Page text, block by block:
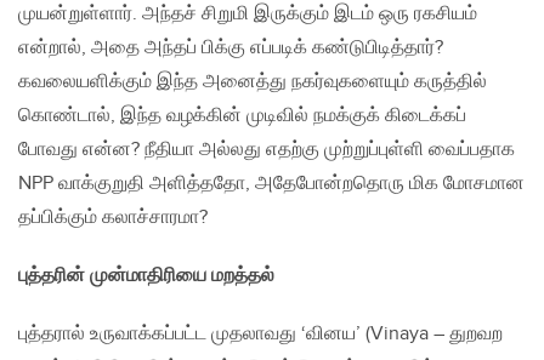
முயன்றுள்ளார். அந்தச் சிறுமி இருக்கும் இடம் ஒரு ரகசியம்
என்றால், அதை அந்தப் பிக்கு எப்படிக் கண்டுபிடித்தார்?
கவலையளிக்கும் இந்த அனைத்து நகர்வுகளையும் கருத்தில்
கொண்டால், இந்த வழக்கின் முடிவில் நமக்குக் கிடைக்கப்
போவது என்ன? நீதியா அல்லது எதற்கு முற்றுப்புள்ளி வைப்பதாக
NPP வாக்குறுதி அளித்ததோ, அதேபோன்றதொரு மிக மோசமான
தப்பிக்கும் கலாச்சாரமா?
புத்தரின் முன்மாதிரியை மறத்தல்
புத்தரால் உருவாக்கப்பட்ட முதலாவது ‘வினய’ (Vinaya – துறவற